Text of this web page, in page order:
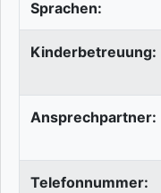
Sprachen:
Kinderbetreuung:
Ansprechpartner:
Telefonnummer: